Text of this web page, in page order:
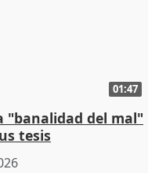
01:47
"banalidad del mal"
tesis